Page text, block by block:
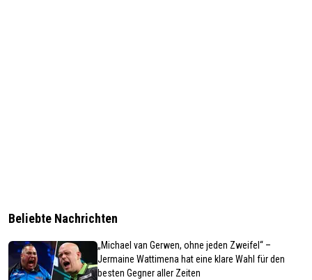
Beliebte Nachrichten
„Michael van Gerwen, ohne jeden Zweifel“ –
Jermaine Wattimena hat eine klare Wahl für den
besten Gegner aller Zeiten